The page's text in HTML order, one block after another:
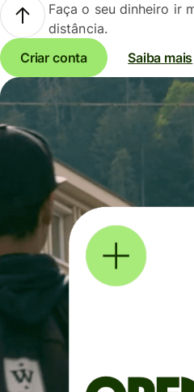
Faça o seu dinheiro ir
distância.
Criar conta
Saiba mais